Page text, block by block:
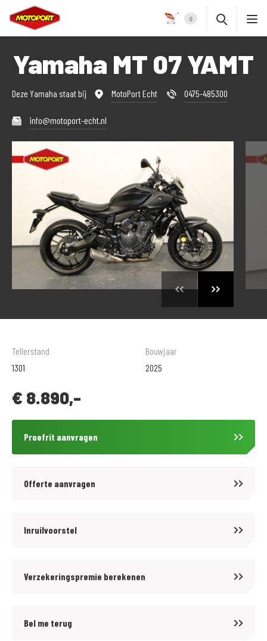
0
Yamaha MT 07 YAMT
Deze Yamaha staat bij MotoPort Echt 0475-485300
info@motoport-echt.nl
Tellerstand
1301
Bouwjaar
2025
€ 8.890,-
Proefrit aanvragen
Offerte aanvragen
Inruilvoorstel
Verzekeringspremie berekenen
Bel me terug